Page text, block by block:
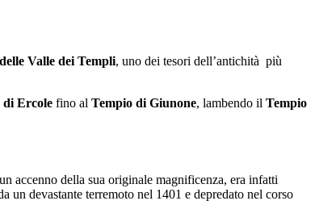
Valle dei Templi, uno dei tesori dell’antichità più
di Ercole fino al Tempio di Giunone, lambendo il Tempio
accenno della sua originale magnificenza, era infatti
un devastante terremoto nel 1401 e depredato nel corso